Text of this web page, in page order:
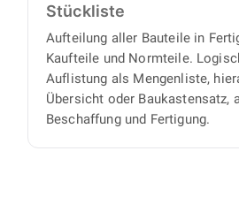
Stückliste
Aufteilung aller Bauteile in
Kaufteile und Normteile.
Auflistung als Mengenliste,
Übersicht oder Baukastensatz,
Beschaffung und Fertigung.